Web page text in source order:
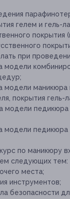
гелем и гель-
покрытия
при
маникюра
покрытия гель-
педикюра
педикюра
по маникюру
следующих тем:
места;
инструментов;
безопасности